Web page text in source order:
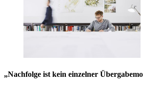
„Nachfolge ist kein einzelner